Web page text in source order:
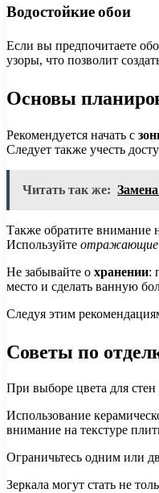
Водостойкие обои
Если вы предпочитаете
узоры, что позволит
Основы
Рекомендуется начать с
Следует также учесть
Читать так же:
Также обратите внимание
Используйте отражающие
Не забывайте о хранении:
место и сделать ванную
Следуя этим
Советы по
При выборе цвета для
Использование
внимание на текстуре
Ограничьтесь одним или
Зеркала могут стать не